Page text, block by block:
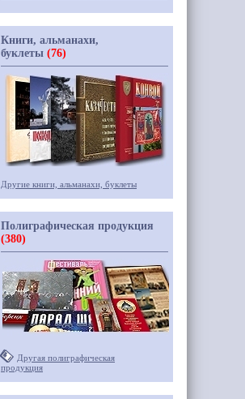
Книги, альманахи,
буклеты (76)
Другие книги, альманахи, буклеты
Полиграфическая продукция
(380)
Другая полиграфическая
продукция